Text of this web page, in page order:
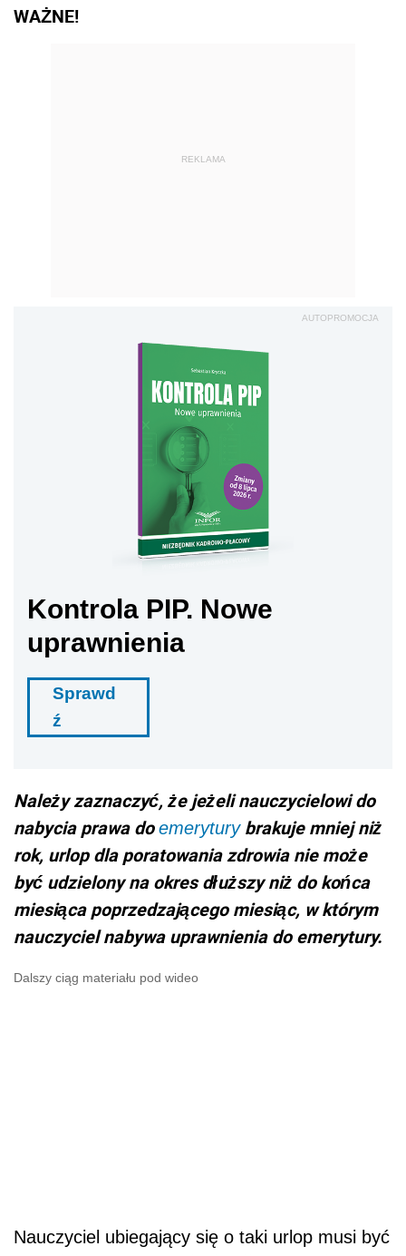
WAŻNE!
REKLAMA
AUTOPROMOCJA
Kontrola PIP. Nowe
uprawnienia
Sprawd
ź
Należy zaznaczyć, że jeżeli nauczycielowi do
nabycia prawa doemeryturybrakuje mniej niż
rok, urlop dla poratowania zdrowia nie może
być udzielony na okres dłuższy niż do końca
miesiąca poprzedzającego miesiąc, w którym
nauczyciel nabywa uprawnienia do emerytury.
Dalszy ciąg materiału pod wideo
Nauczyciel ubiegający się o taki urlop musi być